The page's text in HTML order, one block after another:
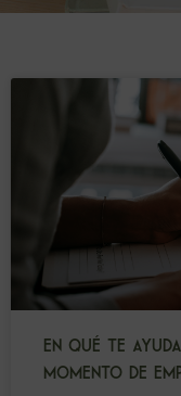
EN QUÉ TE
MOMENTO DE